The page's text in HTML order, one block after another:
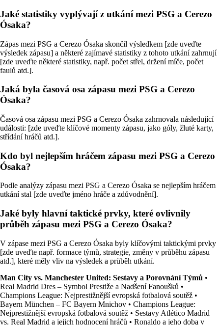
Jaké statistiky vyplývají z utkání mezi PSG a Cerezo
Ósaka?
Zápas mezi PSG a Cerezo Ósaka skončil výsledkem [zde uveďte
výsledek zápasu] a některé zajímavé statistiky z tohoto utkání zahrnují
[zde uveďte některé statistiky, např. počet střel, držení míče, počet
faulů atd.].
Jaká byla časová osa zápasu mezi PSG a Cerezo
Ósaka?
Časová osa zápasu mezi PSG a Cerezo Ósaka zahrnovala následující
události: [zde uveďte klíčové momenty zápasu, jako góly, žluté karty,
střídání hráčů atd.].
Kdo byl nejlepším hráčem zápasu mezi PSG a Cerezo
Ósaka?
Podle analýzy zápasu mezi PSG a Cerezo Ósaka se nejlepším hráčem
utkání stal [zde uveďte jméno hráče a zdůvodnění].
Jaké byly hlavní taktické prvky, které ovlivnily
průběh zápasu mezi PSG a Cerezo Ósaka?
V zápase mezi PSG a Cerezo Ósaka byly klíčovými taktickými prvky
[zde uveďte např. formace týmů, strategie, změny v průběhu zápasu
atd.], které měly vliv na výsledek a průběh utkání.
Man City vs. Manchester United: Sestavy a Porovnání Týmů •
Real Madrid Dres – Symbol Prestiže a Nadšení Fanoušků •
Champions League: Nejprestižnější evropská fotbalová soutěž •
Bayern München – FC Bayern Mnichov • Champions League:
Nejprestižnější evropská fotbalová soutěž • Sestavy Atlético Madrid
vs. Real Madrid a jejich hodnocení hráčů • Ronaldo a jeho doba v